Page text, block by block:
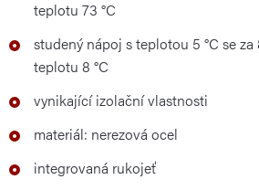
teplotu 73 °C
studený nápoj s teplotou 5 °C se
teplotu 8 °C
vynikající izolační vlastnosti
materiál: nerezová ocel
integrovaná rukojeť